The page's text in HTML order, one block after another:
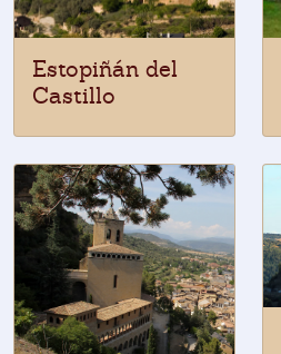
Estopiñán del
Castillo